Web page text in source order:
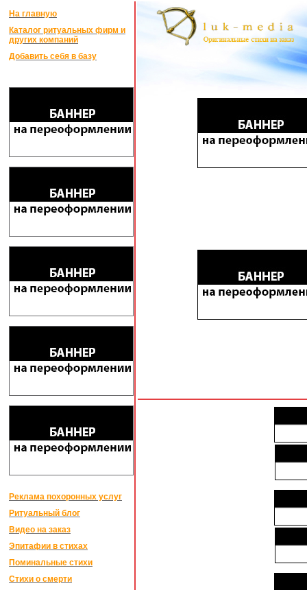
На главную
Каталог ритуальных фирм и
других компаний
Добавить себя в базу
Реклама похоронных услуг
Ритуальный блог
Видео на заказ
Эпитафии в стихах
Поминальные стихи
Стихи о смерти